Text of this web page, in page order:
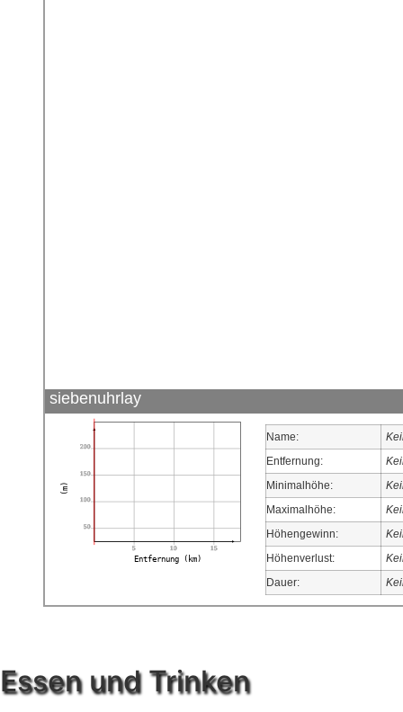
siebenuhrlay
50
100
150
200
5 10 15
Entfernung (km)
(m)
Name:
Entfernung:
Minimalhöhe:
Maximalhöhe:
Höhengewinn:
Höhenverlust:
Dauer:
Essen und Trinken